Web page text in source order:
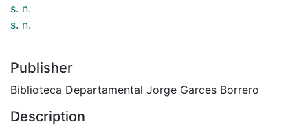
s. n.
s. n.
Publisher
Biblioteca Departamental Jorge Garces Borrero
Description